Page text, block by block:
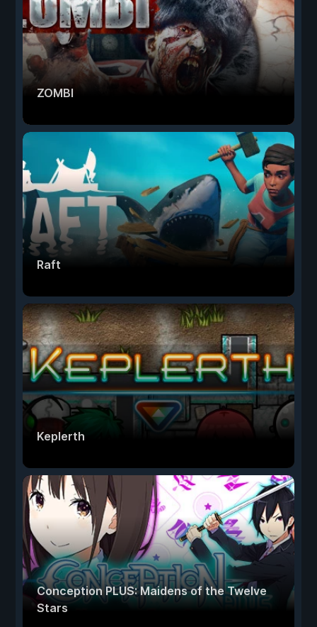
ZOMBI
Raft
Keplerth
Conception PLUS: Maidens of the Twelve
Stars